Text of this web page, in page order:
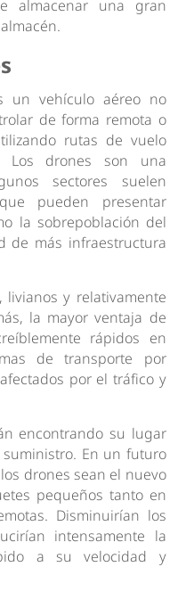
almacenar una gran
un vehículo aéreo no
de forma remota o
rutas de vuelo
Los drones son una
sectores suelen
pueden presentar
la sobrepoblación del
de más infraestructura
livianos y relativamente
la mayor ventaja de
rápidos en
de transporte por
por el tráfico y
encontrando su lugar
En un futuro
drones sean el nuevo
pequeños tanto en
Disminuirían los
intensamente la
a su velocidad y